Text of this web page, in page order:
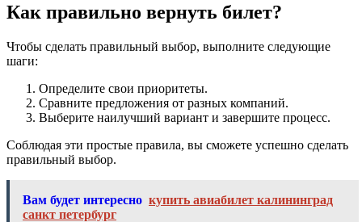
Как правильно вернуть билет?
Чтобы сделать правильный выбор, выполните следующие
шаги:
Определите свои приоритеты.
Сравните предложения от разных компаний.
Выберите наилучший вариант и завершите процесс.
Соблюдая эти простые правила, вы сможете успешно сделать
правильный выбор.
Вам будет интересно купить авиабилет калининград
санкт петербург